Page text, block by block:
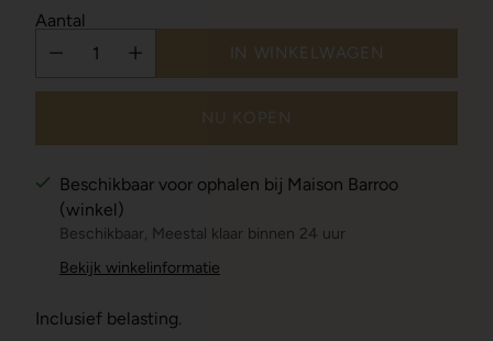
Aantal
IN WINKELWAGEN
NU KOPEN
Beschikbaar voor ophalen bij Maison Barroo
(winkel)
Beschikbaar, Meestal klaar binnen 24 uur
Bekijk winkelinformatie
Inclusief belasting.